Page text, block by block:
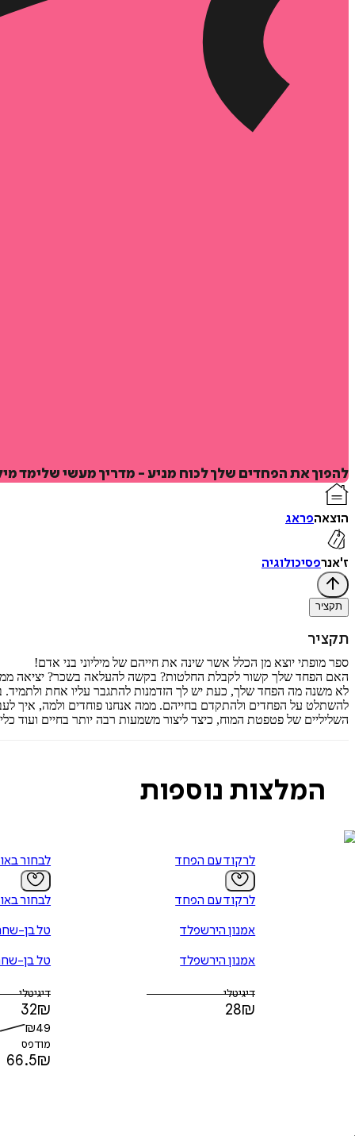
להפוך את הפחדים שלך לכוח מניע - מדריך מעשי שלימד
הוצאהפראג
ז'אנרפסיכולוגיה
תקציר
תקציר
ספר מופתי יוצא מן הכלל אשר שינה את חייהם של מיליוני בני אדם!
האם הפחד שלך קשור לקבלת החלטות? בקשה להעלאה בשכר? יציאה
לא משנה מה הפחד שלך, כעת יש לך הזדמנות להתגבר עליו אחת ולתמיד.
להשתלט על הפחדים ולהתקדם בחייהם. ממה אנחנו פוחדים ולמה, איך
השליליים של פטפטת המוח, כיצד ליצור משמעות רבה יותר בחיים ועוד
המלצות נוספות
לרקוד עם הפחד
לרקוד עם הפחד
אמנון הירשפלד
אמנון הירשפלד
דיגיטלי
28₪
לבחור
לבחור
טל בן-
טל בן-
דיגיטלי
32₪
₪49
מודפס
66.5₪